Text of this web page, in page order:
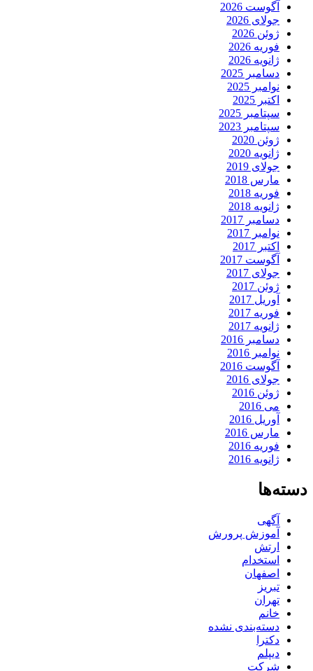
آگوست 2026
جولای 2026
ژوئن 2026
فوریه 2026
ژانویه 2026
دسامبر 2025
نوامبر 2025
اکتبر 2025
سپتامبر 2025
سپتامبر 2023
ژوئن 2020
ژانویه 2020
جولای 2019
مارس 2018
فوریه 2018
ژانویه 2018
دسامبر 2017
نوامبر 2017
اکتبر 2017
آگوست 2017
جولای 2017
ژوئن 2017
آوریل 2017
فوریه 2017
ژانویه 2017
دسامبر 2016
نوامبر 2016
آگوست 2016
جولای 2016
ژوئن 2016
می 2016
آوریل 2016
مارس 2016
فوریه 2016
ژانویه 2016
دسته‌ها
آگهی
آموزش پرورش
ارتش
استخدام
اصفهان
تبریز
تهران
خانم
دسته‌بندی نشده
دکترا
دیپلم
شرکت